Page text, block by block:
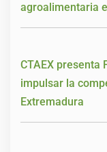
agroalimentaria
CTAEX presenta
impulsar la
Extremadura